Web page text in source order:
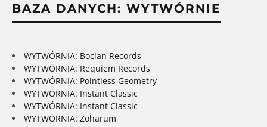
BAZA DANYCH: WYTWÓRNIE
WYTWÓRNIA: Bocian Records
WYTWÓRNIA: Requiem Records
WYTWÓRNIA: Pointless Geometry
WYTWÓRNIA: Instant Classic
WYTWÓRNIA: Instant Classic
WYTWÓRNIA: Zoharum